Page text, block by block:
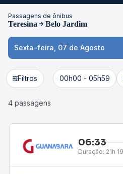
Passagens de ônibus
Teresina Belo Jardim
Sexta-feira, 07 de Agosto
Filtros 00h00 - 05h59
4 passagens
06:33
Duração: 21h